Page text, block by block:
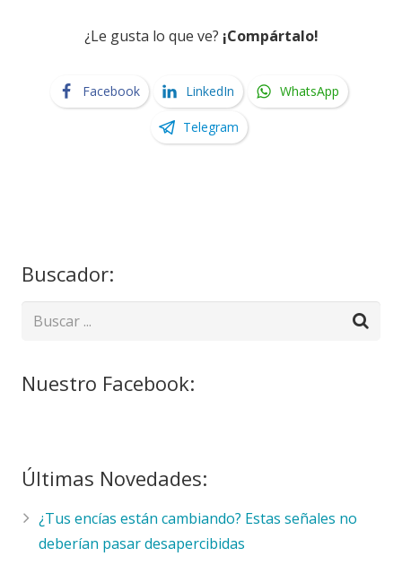
¿Le gusta lo que ve? ¡Compártalo!
Facebook LinkedIn WhatsApp
Telegram
Buscador:
Nuestro Facebook:
Últimas Novedades:
¿Tus encías están cambiando? Estas señales no
deberían pasar desapercibidas